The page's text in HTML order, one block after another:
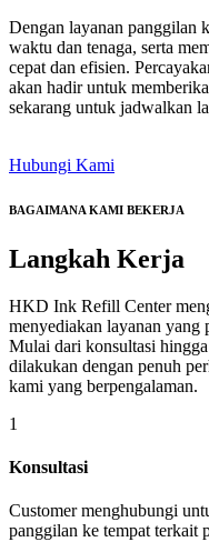
Dengan layanan panggilan
waktu dan tenaga, serta
cepat dan efisien.
akan hadir untuk
sekarang untuk jadwalkan
Hubungi Kami
BAGAIMANA KAMI BEKERJA
Langkah Kerja
HKD Ink Refill Center
menyediakan layanan yang
Mulai dari konsultasi
dilakukan dengan penuh
kami yang berpengalaman.
1
Konsultasi
Customer menghubungi
panggilan ke tempat terkait